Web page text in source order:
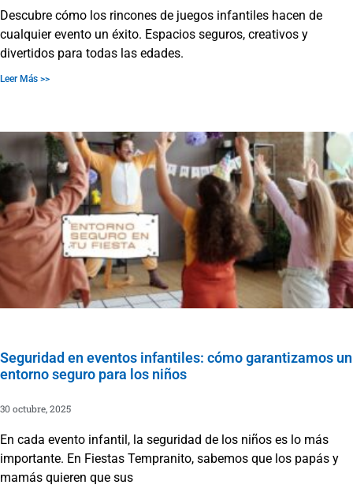
Descubre cómo los rincones de juegos infantiles hacen de
cualquier evento un éxito. Espacios seguros, creativos y
divertidos para todas las edades.
Leer Más >>
Seguridad en eventos infantiles: cómo garantizamos un
entorno seguro para los niños
30 octubre, 2025
En cada evento infantil, la seguridad de los niños es lo más
importante. En Fiestas Tempranito, sabemos que los papás y
mamás quieren que sus